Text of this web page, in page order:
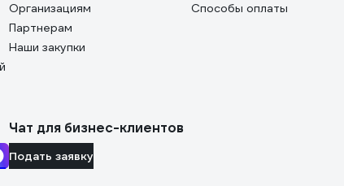
Организациям
Партнерам
Наши закупки
Способы оплаты
Чат для бизнес-клиентов
Подать заявку